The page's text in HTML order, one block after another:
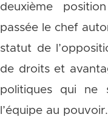
deuxième
passée le chef
statut de
de droits et
politiques qui ne
l’équipe au pouvoir.